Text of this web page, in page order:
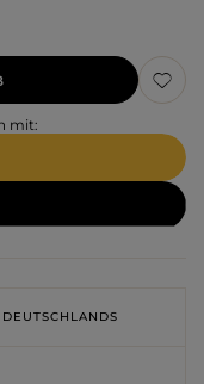
mit: